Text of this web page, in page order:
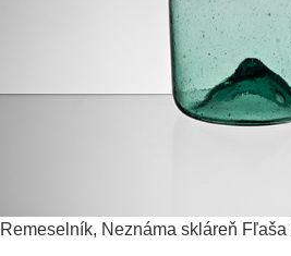
Remeselník, Neznáma skláreň Fľaša